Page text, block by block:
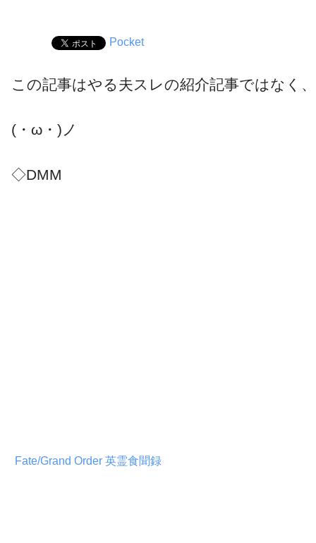
Pocket
この記事はやる夫スレの紹介記事ではなく
(・ω・)ノ
◇DMM
Fate/Grand Order 英霊食聞録